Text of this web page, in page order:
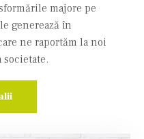
majore pe
generează în
ne raportăm la noi